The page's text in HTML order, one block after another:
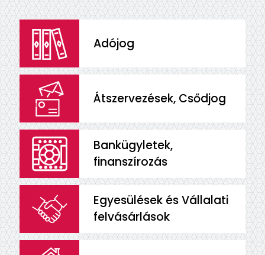
Adójog
Átszervezések, Csődjog
Bankügyletek,
finanszírozás
Egyesülések és Vállalati
felvásárlások